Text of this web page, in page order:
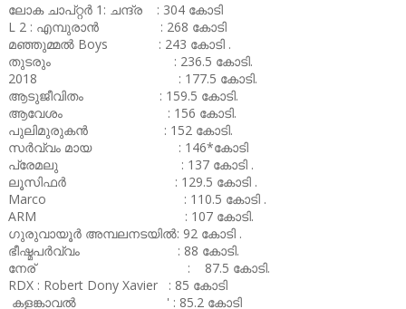
ലോക ചാപ്റ്റർ 1: ചന്ദ്ര : 304 കോടി
L 2 : എമ്പുരാൻ : 268 കോടി
മഞ്ഞുമ്മൽ Boys : 243 കോടി .
തുടരും : 236.5 കോടി.
2018 : 177.5 കോടി.
ആടുജീവിതം : 159.5 കോടി.
ആവേശം : 156 കോടി.
പുലിമുരുകൻ : 152 കോടി.
സർവ്വം മായ : 146*കോടി
പ്രേമലു : 137 കോടി .
ലൂസിഫർ : 129.5 കോടി .
Marco : 110.5 കോടി .
ARM : 107 കോടി.
ഗുരുവായൂർ അമ്പലനടയിൽ: 92 കോടി .
ഭീഷ്മപർവ്വം : 88 കോടി.
നേര് : 87.5 കോടി.
RDX : Robert Dony Xavier : 85 കോടി
കളങ്കാവൽ ' : 85.2 കോടി